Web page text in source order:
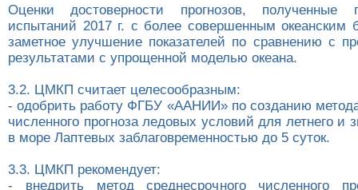
Оценки достоверности прогнозов, полученные
испытаний 2017 г. с более совершенным океанским
заметное улучшение показателей по сравнению с
результатами с упрощенной моделью океана.
3.2. ЦМКП считает целесообразным:
- одобрить работу ФГБУ «ААНИИ» по созданию метода
численного прогноза ледовых условий для летнего и
в море Лаптевых заблаговременностью до 5 суток.
3.3. ЦМКП рекомендует:
- внедрить метод среднесрочного численного